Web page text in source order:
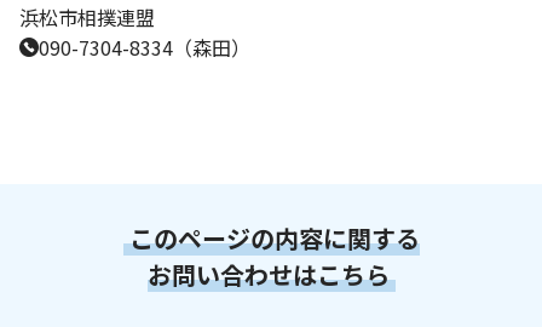
浜松市相撲連盟
090-7304-8334（森田）
このページの内容に関する
お問い合わせはこちら